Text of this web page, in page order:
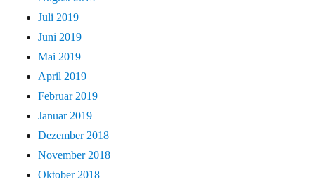
Juli 2019
Juni 2019
Mai 2019
April 2019
Februar 2019
Januar 2019
Dezember 2018
November 2018
Oktober 2018